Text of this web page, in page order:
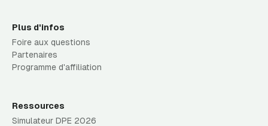
Plus d'infos
Foire aux questions
Partenaires
Programme d'affiliation
Ressources
Simulateur DPE 2026